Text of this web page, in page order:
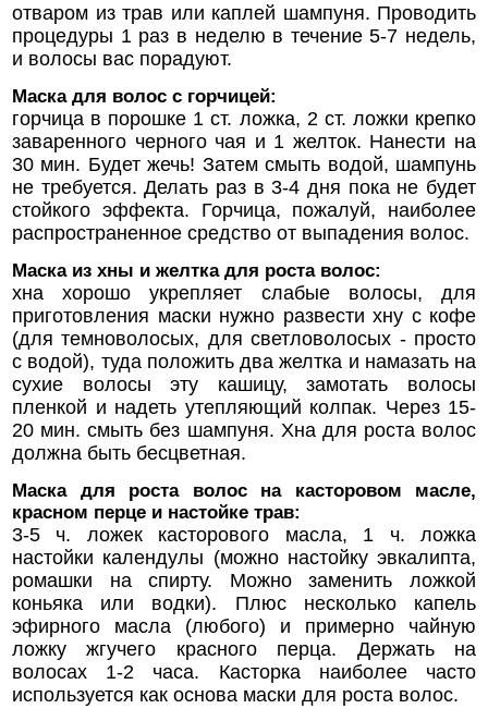
отваром из трав или каплей шампуня. Проводить
процедуры 1 раз в неделю в течение 5-7 недель,
и волосы вас порадуют.
Маска для волос с горчицей:
горчица в порошке 1 ст. ложка, 2 ст. ложки крепко
заваренного черного чая и 1 желток. Нанести на
30 мин. Будет жечь! Затем смыть водой, шампунь
не требуется. Делать раз в 3-4 дня пока не будет
стойкого эффекта. Горчица, пожалуй, наиболее
распространенное средство от выпадения волос.
Маска из хны и желтка для роста волос:
хна хорошо укрепляет слабые волосы, для
приготовления маски нужно развести хну с кофе
(для темноволосых, для светловолосых - просто
с водой), туда положить два желтка и намазать на
сухие волосы эту кашицу, замотать волосы
пленкой и надеть утепляющий колпак. Через 15-
20 мин. смыть без шампуня. Хна для роста волос
должна быть бесцветная.
Маска для роста волос на касторовом масле,
красном перце и настойке трав:
3-5 ч. ложек касторового масла, 1 ч. ложка
настойки календулы (можно настойку эвкалипта,
ромашки на спирту. Можно заменить ложкой
коньяка или водки). Плюс несколько капель
эфирного масла (любого) и примерно чайную
ложку жгучего красного перца. Держать на
волосах 1-2 часа. Касторка наиболее часто
используется как основа маски для роста волос.